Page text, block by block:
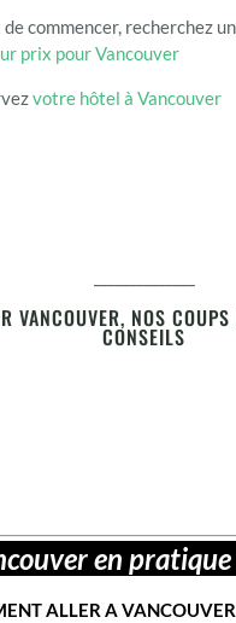
commencer, recherchez un
prix pour Vancouver
votre hôtel à Vancouver
VANCOUVER, NOS
CONSEILS
en pratique
ALLER A VANCOUVER